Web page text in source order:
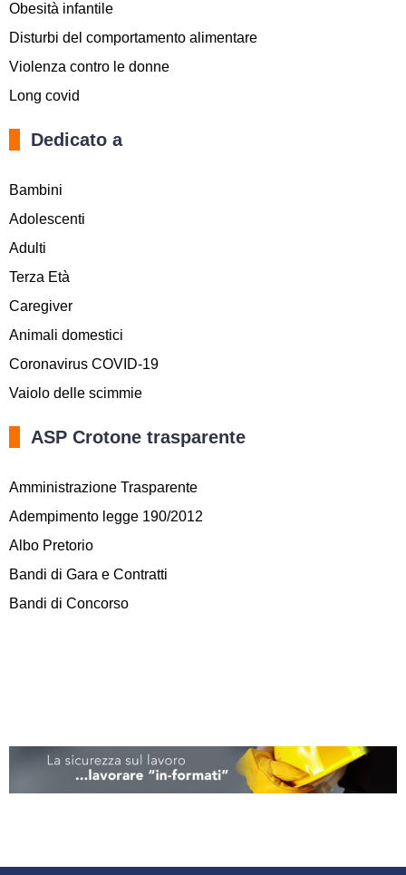
Obesità infantile
Disturbi del comportamento alimentare
Violenza contro le donne
Long covid
Dedicato a
Bambini
Adolescenti
Adulti
Terza Età
Caregiver
Animali domestici
Coronavirus COVID-19
Vaiolo delle scimmie
ASP Crotone trasparente
Amministrazione Trasparente
Adempimento legge 190/2012
Albo Pretorio
Bandi di Gara e Contratti
Bandi di Concorso